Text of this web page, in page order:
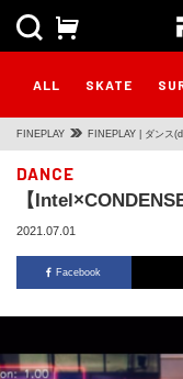
ALL SKATE
FINEPLAY FINEPLAY | ダンス
DANCE
【
2021.07.01
Facebook